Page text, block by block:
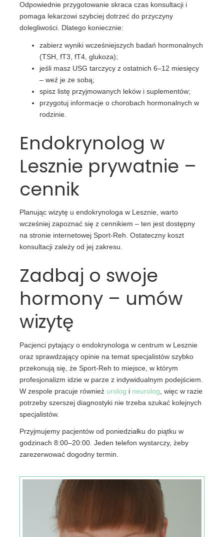
Odpowiednie przygotowanie skraca czas konsultacji i
pomaga lekarzowi szybciej dotrzeć do przyczyny
dolegliwości. Dlatego koniecznie:
zabierz wyniki wcześniejszych badań hormonalnych
(TSH, fT3, fT4, glukoza);
jeśli masz USG tarczycy z ostatnich 6–12 miesięcy
– weź je ze sobą;
spisz listę przyjmowanych leków i suplementów;
przygotuj informacje o chorobach hormonalnych w
rodzinie.
Endokrynolog w
Lesznie prywatnie –
cennik
Planując wizytę u endokrynologa w Lesznie, warto
wcześniej zapoznać się z cennikiem – ten jest dostępny
na stronie internetowej Sport-Reh. Ostateczny koszt
konsultacji zależy od jej zakresu.
Zadbaj o swoje
hormony – umów
wizytę
Pacjenci pytający o endokrynologa w centrum w Lesznie
oraz sprawdzający opinie na temat specjalistów szybko
przekonują się, że Sport-Reh to miejsce, w którym
profesjonalizm idzie w parze z indywidualnym podejściem.
W zespole pracuje również urolog i neurolog , więc w razie
potrzeby szerszej diagnostyki nie trzeba szukać kolejnych
specjalistów.
Przyjmujemy pacjentów od poniedziałku do piątku w
godzinach 8:00–20:00. Jeden telefon wystarczy, żeby
zarezerwować dogodny termin.